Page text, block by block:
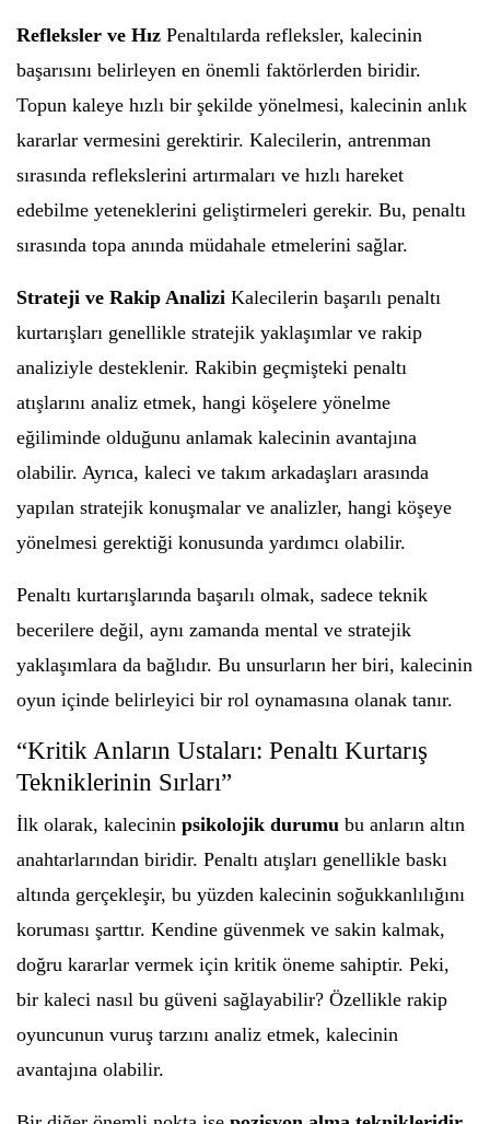
Refleksler ve Hız Penaltılarda refleksler, kalecinin
başarısını belirleyen en önemli faktörlerden biridir.
Topun kaleye hızlı bir şekilde yönelmesi, kalecinin anlık
kararlar vermesini gerektirir. Kalecilerin, antrenman
sırasında reflekslerini artırmaları ve hızlı hareket
edebilme yeteneklerini geliştirmeleri gerekir. Bu, penaltı
sırasında topa anında müdahale etmelerini sağlar.
Strateji ve Rakip Analizi Kalecilerin başarılı penaltı
kurtarışları genellikle stratejik yaklaşımlar ve rakip
analiziyle desteklenir. Rakibin geçmişteki penaltı
atışlarını analiz etmek, hangi köşelere yönelme
eğiliminde olduğunu anlamak kalecinin avantajına
olabilir. Ayrıca, kaleci ve takım arkadaşları arasında
yapılan stratejik konuşmalar ve analizler, hangi köşeye
yönelmesi gerektiği konusunda yardımcı olabilir.
Penaltı kurtarışlarında başarılı olmak, sadece teknik
becerilere değil, aynı zamanda mental ve stratejik
yaklaşımlara da bağlıdır. Bu unsurların her biri, kalecinin
oyun içinde belirleyici bir rol oynamasına olanak tanır.
“Kritik Anların Ustaları: Penaltı Kurtarış
Tekniklerinin Sırları”
İlk olarak, kalecinin psikolojik durumu bu anların altın
anahtarlarından biridir. Penaltı atışları genellikle baskı
altında gerçekleşir, bu yüzden kalecinin soğukkanlılığını
koruması şarttır. Kendine güvenmek ve sakin kalmak,
doğru kararlar vermek için kritik öneme sahiptir. Peki,
bir kaleci nasıl bu güveni sağlayabilir? Özellikle rakip
oyuncunun vuruş tarzını analiz etmek, kalecinin
avantajına olabilir.